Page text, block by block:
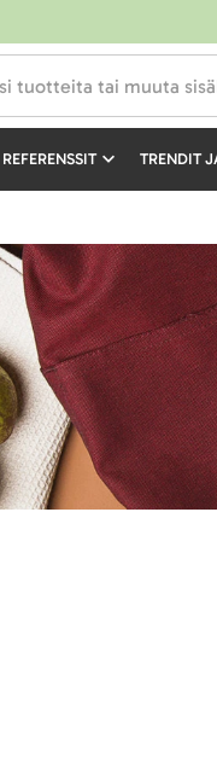
REFERENSSIT TRENDIT